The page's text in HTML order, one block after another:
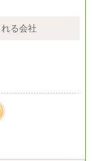
せん
る会社